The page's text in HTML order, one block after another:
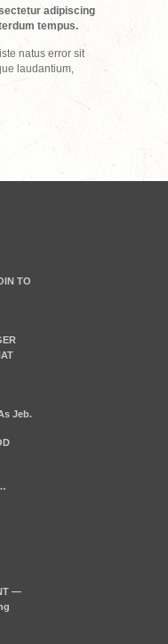
adipiscing
tempus.
natus error sit
laudantium,
TO
Jeb.
—